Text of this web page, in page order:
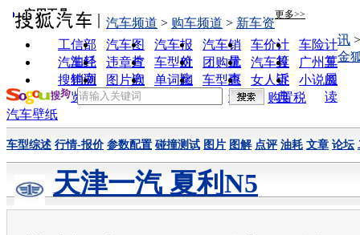
实用工具 更多>>
工信部
油耗
汽车图
片
汽车报
价
汽车销
量
车价计
算
车险计
算
汽车经
销商
违章查
询
车型对
比
团购优
惠
汽车投
诉
广州车
展
搜狗浏
览器
图片欣
赏
单词翻
车型查
询
女人宝
典
小说阅
读
汽车频道 > 购车频道 > 新车资
讯
金
购置税
汽车壁纸
车型综述 行情-报价 参数配置 碰撞测试 图片 图解 点评 油耗 文章 论坛
天津一汽 夏利N5